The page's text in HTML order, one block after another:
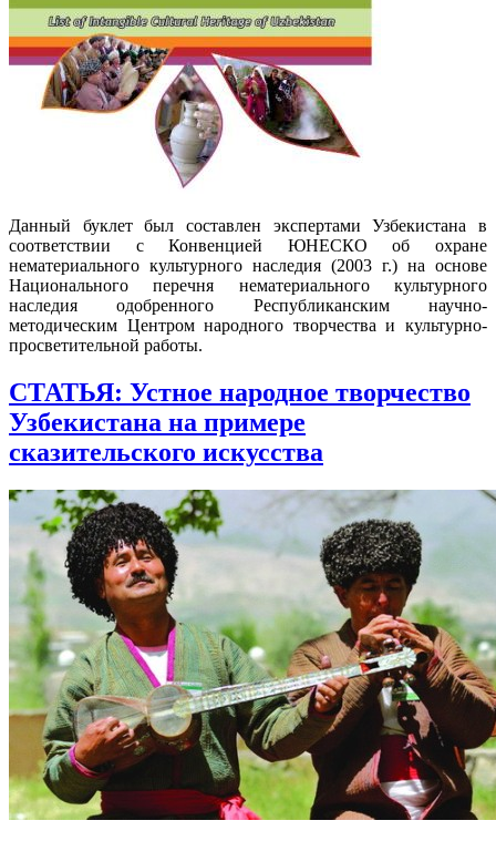
Данный буклет был составлен экспертами Узбекистана в
соответствии с Конвенцией ЮНЕСКО об охране
нематериального культурного наследия (2003 г.) на основе
Национального перечня нематериального культурного
наследия одобренного Республиканским научно-
методическим Центром народного творчества и культурно-
просветительной работы.
СТАТЬЯ: Устное народное творчество
Узбекистана на примере
сказительского искусства